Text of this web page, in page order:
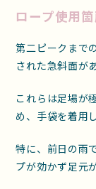
ロープ使用
第二ピークまで
された急斜面が
これらは足場が
め、手袋を着用
特に、前日の雨
プが効かず足元